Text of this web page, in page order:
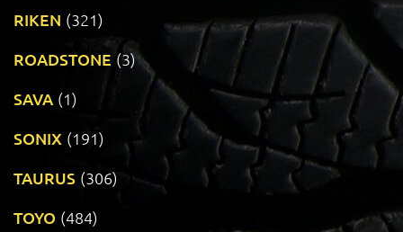
RIKEN (321)
ROADSTONE (3)
SAVA (1)
SONIX (191)
TAURUS (306)
TOYO (484)